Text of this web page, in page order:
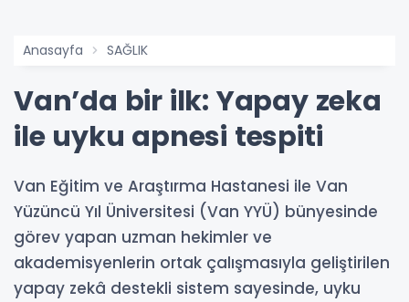
Anasayfa SAĞLIK
Van’da bir ilk: Yapay zeka
ile uyku apnesi tespiti
Van Eğitim ve Araştırma Hastanesi ile Van
Yüzüncü Yıl Üniversitesi (Van YYÜ) bünyesinde
görev yapan uzman hekimler ve
akademisyenlerin ortak çalışmasıyla geliştirilen
yapay zekâ destekli sistem sayesinde, uyku